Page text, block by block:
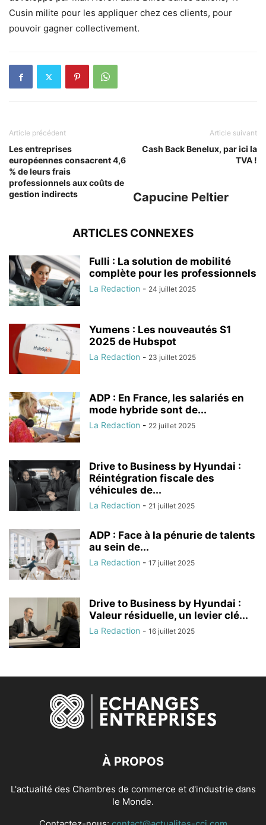
Cusin milite pour les appliquer chez ces clients, pour
pouvoir gagner collectivement.
Article précédent
Les entreprises
européennes consacrent 4,6
% de leurs frais
professionnels aux coûts de
gestion indirects
Article suivant
Cash Back Benelux, par ici la
TVA !
Capucine Peltier
ARTICLES CONNEXES
Fulli : La solution de mobilité
complète pour les professionnels
La Redaction - 24 juillet 2025
Yumens : Les nouveautés S1
2025 de Hubspot
La Redaction - 23 juillet 2025
ADP : En France, les salariés en
mode hybride sont de...
La Redaction - 22 juillet 2025
Drive to Business by Hyundai :
Réintégration fiscale des
véhicules de...
La Redaction - 21 juillet 2025
ADP : Face à la pénurie de talents
au sein de...
La Redaction - 17 juillet 2025
Drive to Business by Hyundai :
Valeur résiduelle, un levier clé...
La Redaction - 16 juillet 2025
À PROPOS
L'actualité des Chambres de commerce et d'industrie dans
le Monde.